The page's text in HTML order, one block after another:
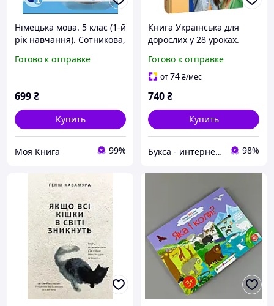
Німецька мова. 5 клас (1-й
рік навчання). Сотникова,
обкладинці} НУШ. "Ранок"
Готово к отправке
699₴
Купить
Моя Книга 99%
Книга Українська для
дорослих у 28 уроках.
Александров (переплет
твердый) 2023 г. 17
Готово к отправке
от74₴/мес
740₴
Купить
Букса - интернет-магазин книг, товаров для детей и подарков 98%